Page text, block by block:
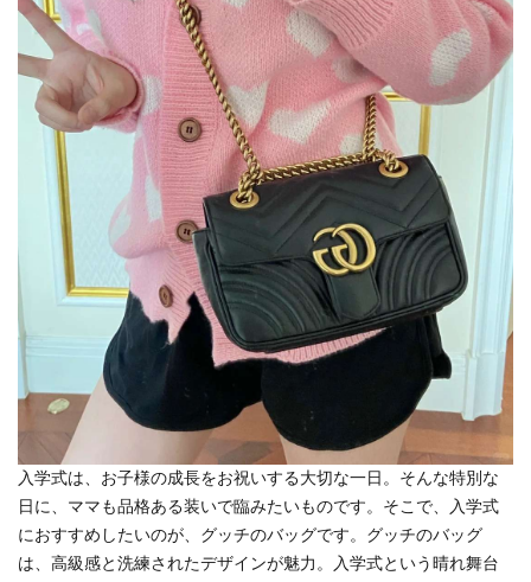
入学式は、お子様の成長をお祝いする大切な一日。そんな特別な
日に、ママも品格ある装いで臨みたいものです。そこで、入学式
におすすめしたいのが、グッチのバッグです。グッチのバッグ
は、高級感と洗練されたデザインが魅力。入学式という晴れ舞台